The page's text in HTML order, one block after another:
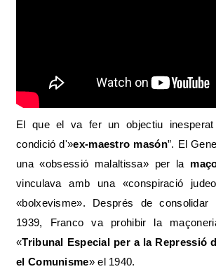
El que el va fer un objectiu
condició d'»ex-maestro masón”. El
una «obsessió malaltissa» per la
vinculava amb una «conspiració
«bolxevisme». Després de
1939, Franco va prohibir la
«Tribunal Especial per a la Repressió
el Comunisme» el 1940.